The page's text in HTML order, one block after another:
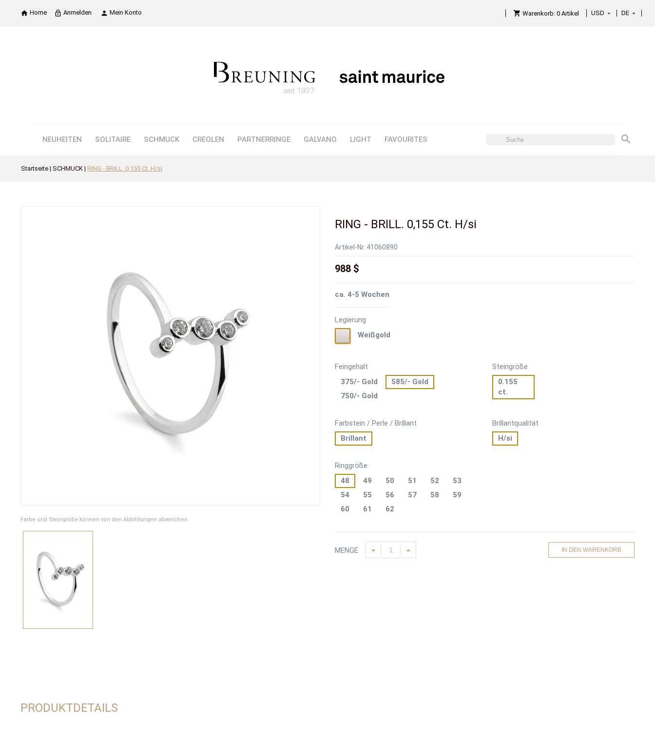
 Home lock_outline Anmelden  Mein Konto  Warenkorb: 0 Artikel USD DE
NEUHEITEN SOLITAIRE SCHMUCK CREOLEN PARTNERRINGE GALVANO LIGHT FAVOURITES 
Startseite SCHMUCK RING - BRILL. 0,155 Ct. H/si
Farbe und Steingröße können von den Abbildungen abweichen
RING - BRILL. 0,155 Ct. H/si
Artikel-Nr. 41060890
988 $
ca. 4-5 Wochen
Legierung
WeißgoldWeißgold
Feingehalt
375/- Gold
585/- Gold
750/- Gold
Steingröße
0.155
ct.
Farbstein / Perle / Brillant
Brillant
Brillantqualität
H/si
Ringgröße
48
49 50 51 52
53
54
55 56 57 58
59
60
61 62
MENGE IN DEN WARENKORB
PRODUKTDETAILS